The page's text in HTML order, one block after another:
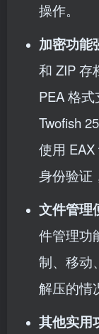
操作。
加密功能
和 ZIP 存
PEA 格式
Twofish
使用
身份验证
文件管理
件管理功
制、移动
解压的情
其他实用